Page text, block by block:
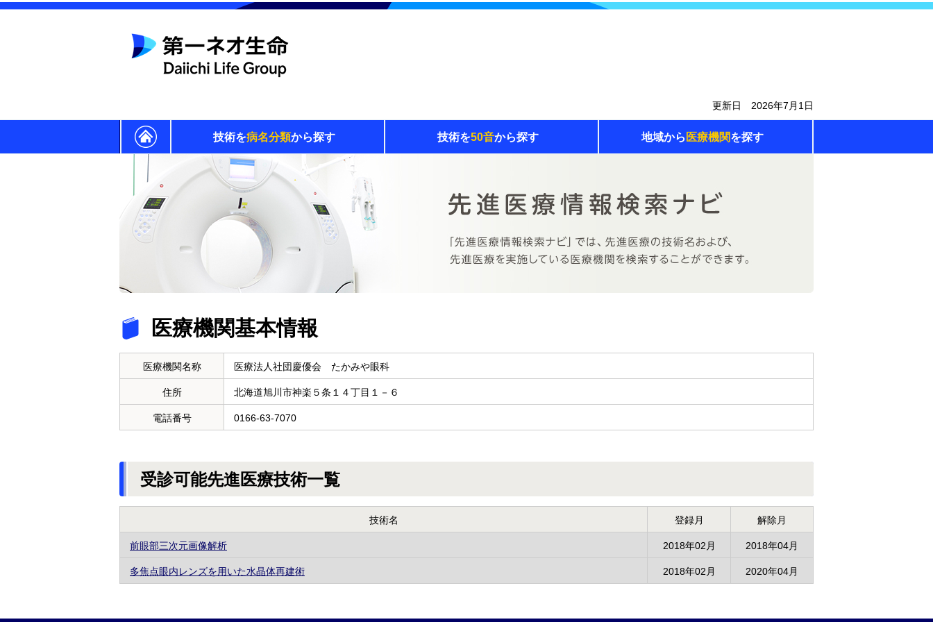
更新日 2026年7月1日
技術を病名分類から探す 技術を50音から探す 地域から 医療機関を探す
医療機関基本情報
医療機関名称 医療法人社団慶優会 たかみや眼科
住所 北海道旭川市神楽５条１４丁目１－６
電話番号 0166-63-7070
受診可能先進医療技術一覧
技術名 登録月 解除月
前眼部三次元画像解析 2018年02月 2018年04月
多焦点眼内レンズを用いた水晶体再建術 2018年02月 2020年04月